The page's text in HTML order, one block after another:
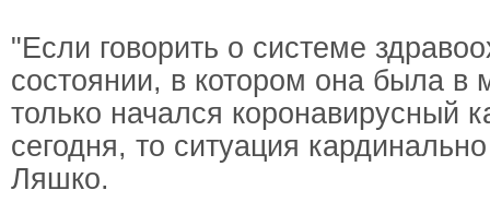
"Если говорить о системе
состоянии, в котором она была в
только начался коронавирусный
сегодня, то ситуация
Ляшко.